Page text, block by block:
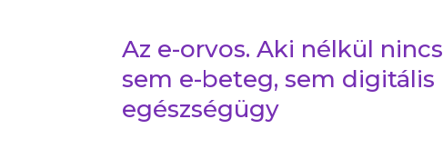
Az e-orvos. Aki nélkül nincs
sem e-beteg, sem digitális
egészségügy